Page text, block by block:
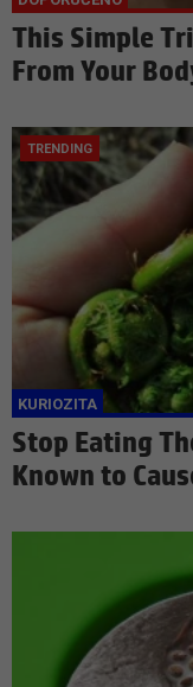
This Simple
From Your
Stop Eating
Known to